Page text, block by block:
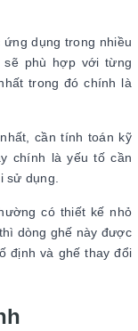
dụng trong nhiều
sẽ phù hợp với từng
trong đó chính là
cần tính toán kỹ
chính là yếu tố cần
sử dụng.
có thiết kế nhỏ
dòng ghế này được
định và ghế thay đổi